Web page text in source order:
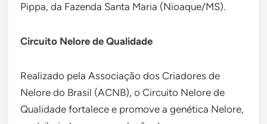
Pippa, da Fazenda Santa Maria (Nioaque/MS).
Circuito Nelore de Qualidade
Realizado pela Associação dos Criadores de
Nelore do Brasil (ACNB), o Circuito Nelore de
Qualidade fortalece e promove a genética Nelore,